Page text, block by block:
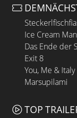
Ice Cream Man
Das Ende der
Exit 8
You, Me & Italy
Marsupilami
TOP